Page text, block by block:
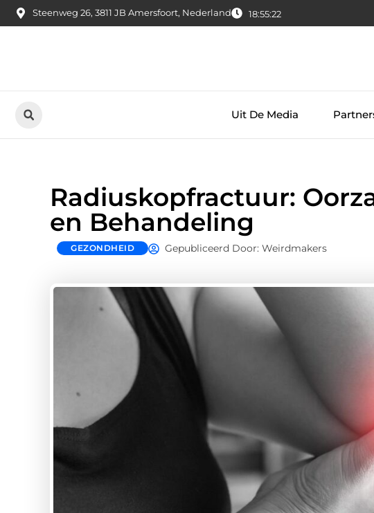
Steenweg 26, 3811 JB Amersfoort, Nederland 18:55:23
Uit De Media
Radiuskopfractuur:
en Behandeling
GEZONDHEID Gepubliceerd Door: Weirdmakers